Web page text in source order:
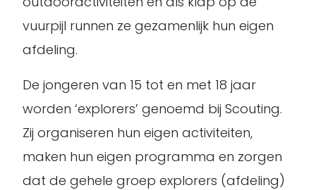
vuurpijl runnen ze gezamenlijk hun eigen
afdeling.
De jongeren van 15 tot en met 18 jaar
worden ‘explorers’ genoemd bij Scouting.
Zij organiseren hun eigen activiteiten,
maken hun eigen programma en zorgen
dat de gehele groep explorers (afdeling)